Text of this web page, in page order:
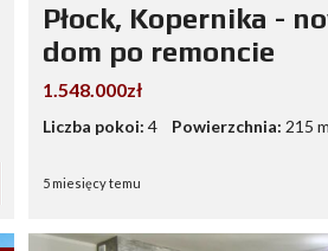
Płock, Kopernika -
dom po remoncie
1.548.000zł
Liczba pokoi: 4 Powierzchnia: 215
5 miesięcy temu